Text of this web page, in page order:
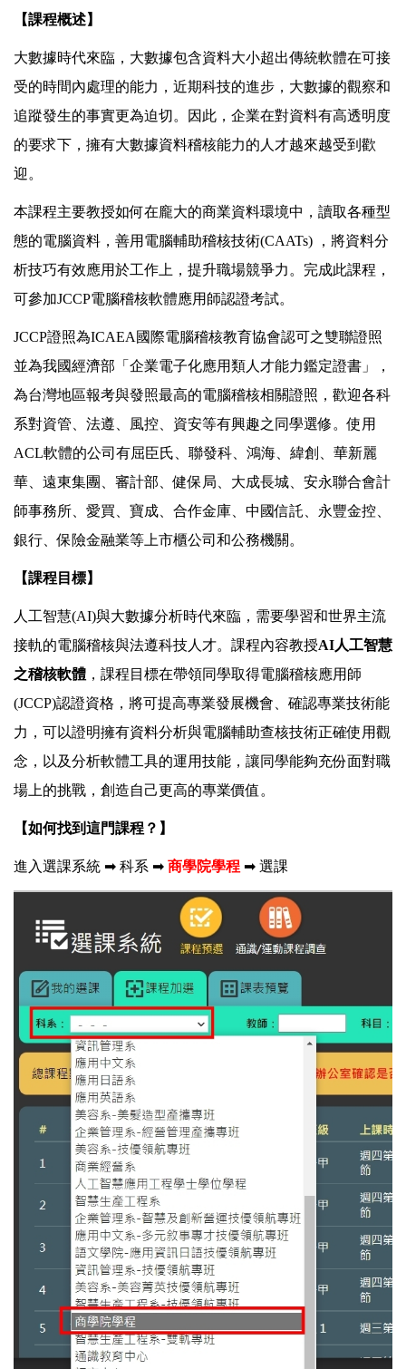
【課程概述】
大數據時代來臨，大數據包含資料大小超出傳統軟體在可接
受的時間內處理的能力，近期科技的進步，大數據的觀察和
追蹤發生的事實更為迫切。因此，企業在對資料有高透明度
的要求下，擁有大數據資料稽核能力的人才越來越受到歡
迎。
本課程主要教授如何在龐大的商業資料環境中，讀取各種型
態的電腦資料，善用電腦輔助稽核技術(CAATs) ，將資料分
析技巧有效應用於工作上，提升職場競爭力。完成此課程，
可參加JCCP電腦稽核軟體應用師認證考試。
JCCP證照為ICAEA國際電腦稽核教育協會認可之雙聯證照
並為我國經濟部「企業電子化應用類人才能力鑑定證書」，
為台灣地區報考與發照最高的電腦稽核相關證照，歡迎各科
系對資管、法遵、風控、資安等有興趣之同學選修。使用
ACL軟體的公司有屈臣氏、聯發科、鴻海、緯創、華新麗
華、遠東集團、審計部、健保局、大成長城、安永聯合會計
師事務所、愛買、寶成、合作金庫、中國信託、永豐金控、
銀行、保險金融業等上市櫃公司和公務機關。
【課程目標】
人工智慧(AI)與大數據分析時代來臨，需要學習和世界主流
接軌的電腦稽核與法遵科技人才。課程內容教授AI人工智慧
之稽核軟體 ，課程目標在帶領同學取得電腦稽核應用師
(JCCP)認證資格，將可提高專業發展機會、確認專業技術能
力，可以證明擁有資料分析與電腦輔助查核技術正確使用觀
念，以及分析軟體工具的運用技能，讓同學能夠充份面對職
場上的挑戰，創造自己更高的專業價值。
【如何找到這門課程？】
進入選課系統 ➡ 科系 ➡ 商學院學程 ➡ 選課